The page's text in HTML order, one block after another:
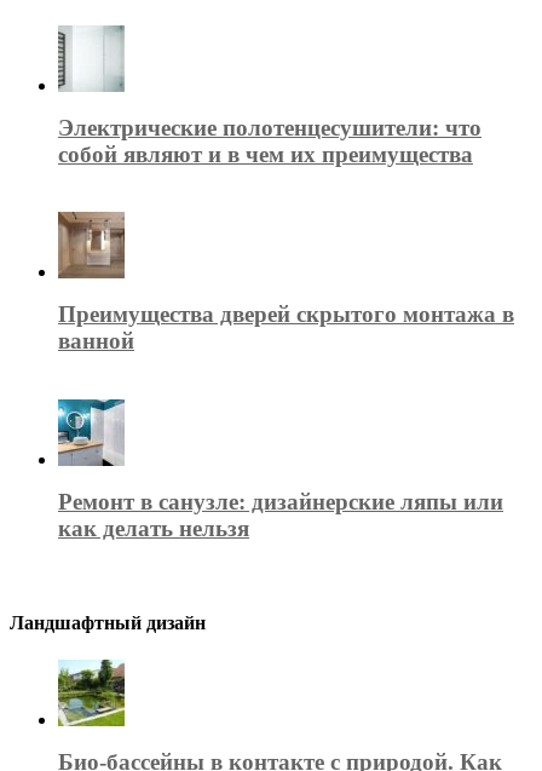
Электрические полотенцесушители: что
собой являют и в чем их преимущества
Преимущества дверей скрытого монтажа в
ванной
Ремонт в санузле: дизайнерские ляпы или
как делать нельзя
Ландшафтный дизайн
Био-бассейны в контакте с природой. Как